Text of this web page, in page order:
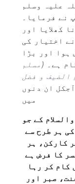
علیہ وسلم
نے فرمایا۔
کھلایا اور
اختیار کی
ہوا اور بڑا
ہے۔ (مسلم
الضیف و فضل
ان دنوں
میں
کے جو
ہر طرح سے
کارکن، ہر
کا فرض ہے
کام کر رہا
صبر اور